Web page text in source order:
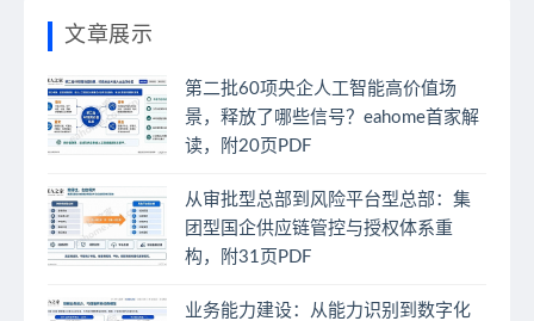
文章展示
第二批60项央企人工智能高价值场
景，释放了哪些信号？eahome首家解
读，附20页PDF
从审批型总部到风险平台型总部：集
团型国企供应链管控与授权体系重
构，附31页PDF
业务能力建设：从能力识别到数字化